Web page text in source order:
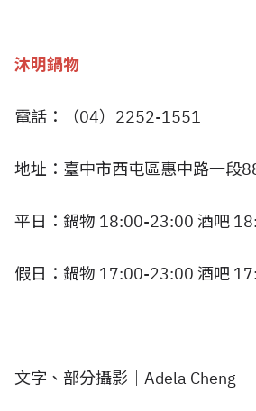
沐明鍋物
電話：（04）2252-1551
地址：臺中市西屯區惠中路一段
平日：鍋物 18:00-23:00 酒吧
假日：鍋物 17:00-23:00 酒吧
文字、部分攝影｜Adela Cheng